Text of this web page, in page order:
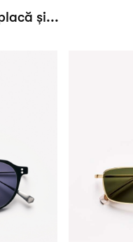
și...